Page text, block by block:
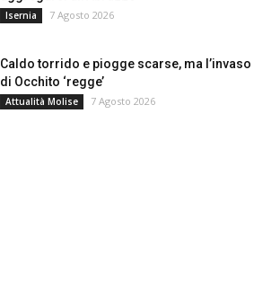
Isernia 7 Agosto 2026
Caldo torrido e piogge scarse, ma l’invaso
di Occhito ‘regge’
Attualità Molise 7 Agosto 2026